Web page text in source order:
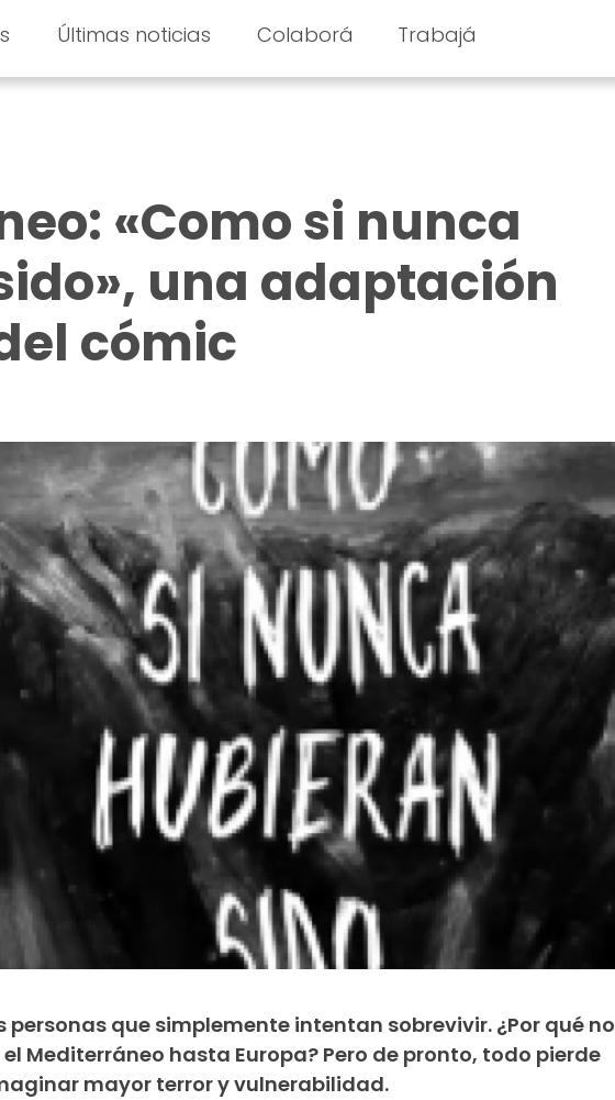
Últimas noticias Colaborá Trabajá
«Como si nunca
una adaptación
cómic
personas que simplemente intentan sobrevivir. ¿Por qué no
Mediterráneo hasta Europa? Pero de pronto, todo pierde
mayor terror y vulnerabilidad.